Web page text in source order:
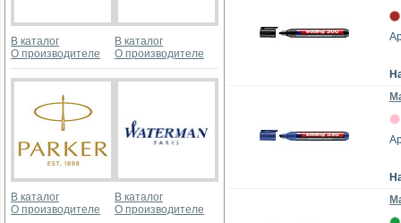
В каталог
О производителе
В каталог
О производителе
В каталог
О производителе
В каталог
О производителе